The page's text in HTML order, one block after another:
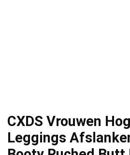
CXDS Vrouwen
Leggings